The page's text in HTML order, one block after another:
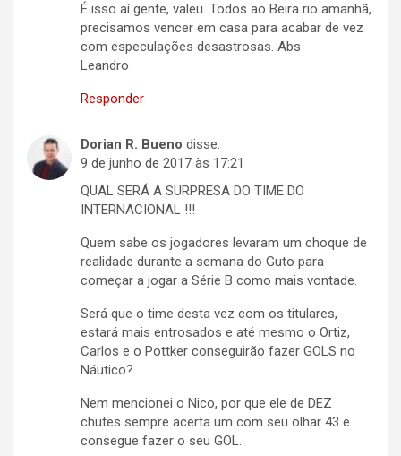
É isso aí gente, valeu. Todos ao Beira rio amanhã,
precisamos vencer em casa para acabar de vez
com especulações desastrosas. Abs
Leandro
Responder
Dorian R. Bueno disse:
9 de junho de 2017 às 17:21
QUAL SERÁ A SURPRESA DO TIME DO
INTERNACIONAL !!!
Quem sabe os jogadores levaram um choque de
realidade durante a semana do Guto para
começar a jogar a Série B como mais vontade.
Será que o time desta vez com os titulares,
estará mais entrosados e até mesmo o Ortiz,
Carlos e o Pottker conseguirão fazer GOLS no
Náutico?
Nem mencionei o Nico, por que ele de DEZ
chutes sempre acerta um com seu olhar 43 e
consegue fazer o seu GOL.